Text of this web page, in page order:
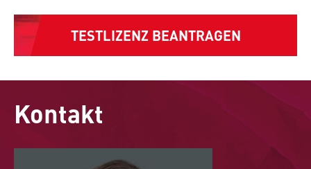
TESTLIZENZ BEANTRAGEN
Kontakt